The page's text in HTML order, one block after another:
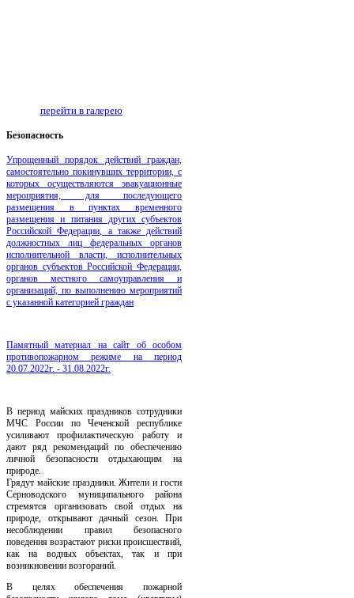
перейти в галерею
Безопаcность
Упрощенный порядок действий граждан,
самостоятельно покинувших территории, с
которых осуществляются эвакуационные
мероприятия, для последующего
размещения в пунктах временного
размещения и питания других субъектов
Российской Федерации, а также действий
должностных лиц федеральных органов
исполнительной власти, исполнительных
органов субъектов Российской Федерации,
органов местного самоуправления и
организаций, по выполнению мероприятий
с указанной категорией граждан
Памятный материал на сайт об особом
противопожарном режиме на период
20.07.2022г. - 31.08.2022г.
В период майских праздников сотрудники
МЧС России по Чеченской республике
усиливают профилактическую работу и
дают ряд рекомендаций по обеспечению
личной безопасности отдыхающим на
природе.
Грядут майские праздники. Жители и гости
Серноводского муниципального района
стремятся организовать свой отдых на
природе, открывают дачный сезон. При
несоблюдении правил безопасного
поведения возрастают риски происшествий,
как на водных объектах, так и при
возникновении возгораний.
В целях обеспечения пожарной